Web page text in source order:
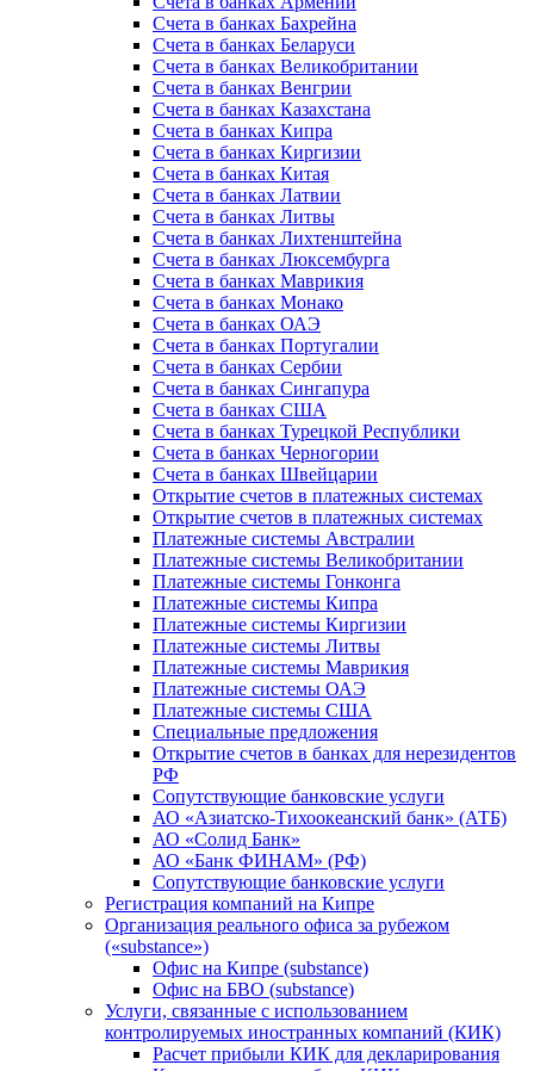
Счета в банках Бахрейна
Счета в банках Беларуси
Счета в банках Великобритании
Счета в банках Венгрии
Счета в банках Казахстана
Счета в банках Кипра
Счета в банках Киргизии
Счета в банках Китая
Счета в банках Латвии
Счета в банках Литвы
Счета в банках Лихтенштейна
Счета в банках Люксембурга
Счета в банках Маврикия
Счета в банках Монако
Счета в банках ОАЭ
Счета в банках Португалии
Счета в банках Сербии
Счета в банках Сингапура
Счета в банках США
Счета в банках Турецкой Республики
Счета в банках Черногории
Счета в банках Швейцарии
Открытие счетов в платежных системах
Открытие счетов в платежных системах
Платежные системы Австралии
Платежные системы Великобритании
Платежные системы Гонконга
Платежные системы Кипра
Платежные системы Киргизии
Платежные системы Литвы
Платежные системы Маврикия
Платежные системы ОАЭ
Платежные системы США
Специальные предложения
Открытие счетов в банках для нерезидентов
РФ
Сопутствующие банковские услуги
АО «Азиатско-Тихоокеанский банк» (АТБ)
АО «Солид Банк»
АО «Банк ФИНАМ» (РФ)
Сопутствующие банковские услуги
Регистрация компаний на Кипре
Организация реального офиса за рубежом
(«substance»)
Офис на Кипре (substance)
Офис на БВО (substance)
Услуги, связанные с использованием
контролируемых иностранных компаний (КИК)
Расчет прибыли КИК для декларирования